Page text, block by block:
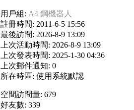
用戶組: A4 鋼機器人
註冊時間: 2011-6-5 15:56
最後訪問: 2026-8-9 13:09
上次活動時間: 2026-8-9 13:09
上次發表時間: 2025-1-30 04:36
上次郵件通知: 0
所在時區: 使用系統默認
空間訪問量: 679
好友數: 339